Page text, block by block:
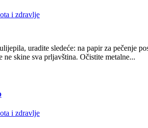
i zdravlje
uradite sledeće: na papir za pečenje
ne skine sva prljavština. Očistite metalne...
i zdravlje